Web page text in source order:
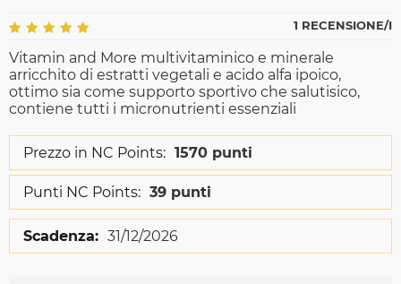
1 RECENSIONE/I
Vitamin and More multivitaminico e minerale
arricchito di estratti vegetali e acido alfa ipoico,
ottimo sia come supporto sportivo che salutisico,
contiene tutti i micronutrienti essenziali
Prezzo in NC Points: 1570 punti
Punti NC Points: 39 punti
Scadenza: 31/12/2026